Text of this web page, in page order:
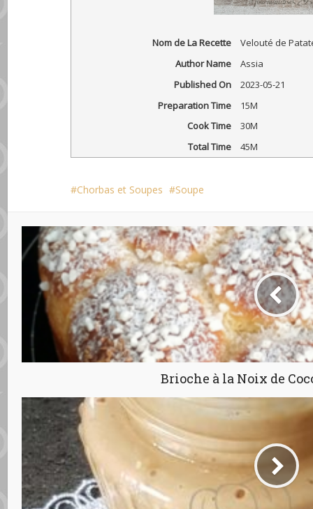
Nom de La Recette
Velouté de
Author Name
Assia
Published On
2023-05-21
Preparation Time
15M
Cook Time
30M
Total Time
45M
Chorbas et Soupes Soupe
Brioche à la Noix de